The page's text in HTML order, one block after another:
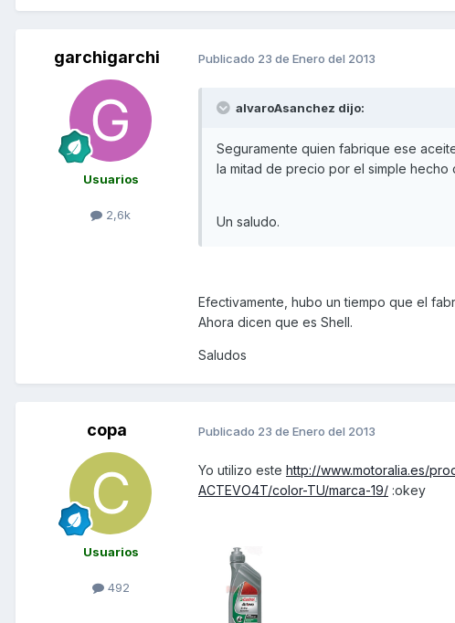
garchigarchi
Usuarios
2,6k
Publicado 23 de Enero del 2013
alvaroAsanchez dijo:
Seguramente quien fabrique ese
la mitad de precio por el simple
Un saludo.
Efectivamente, hubo un tiempo que el
Ahora dicen que es Shell.
Saludos
copa
Usuarios
492
Publicado 23 de Enero del 2013
Yo utilizo este http://www.motoralia.es/
ACTEVO4T/color-TU/marca-19/ :okey